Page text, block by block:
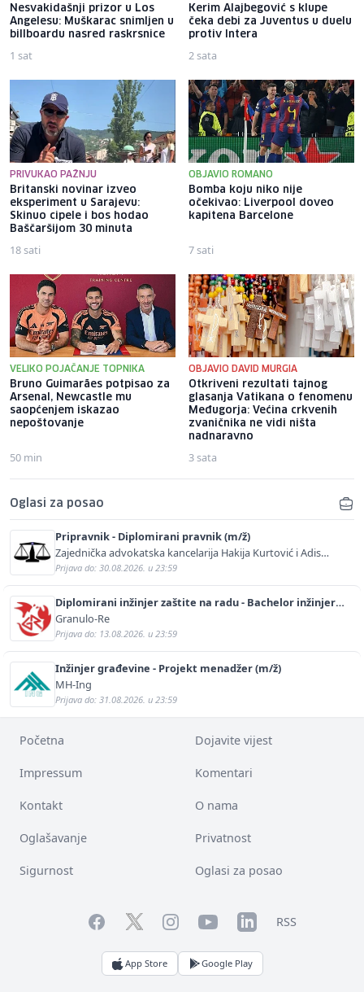
Nesvakidašnji prizor u Los
Angelesu: Muškarac snimljen u
billboardu nasred raskrsnice
1 sat
Kerim Alajbegović s klupe
čeka debi za Juventus u duelu
protiv Intera
2 sata
PRIVUKAO PAŽNJU
Britanski novinar izveo
eksperiment u Sarajevu:
Skinuo cipele i bos hodao
Baščaršijom 30 minuta
18 sati
OBJAVIO ROMANO
Bomba koju niko nije
očekivao: Liverpool doveo
kapitena Barcelone
7 sati
VELIKO POJAČANJE TOPNIKA
Bruno Guimarães potpisao za
Arsenal, Newcastle mu
saopćenjem iskazao
nepoštovanje
50 min
OBJAVIO DAVID MURGIA
Otkriveni rezultati tajnog
glasanja Vatikana o fenomenu
Međugorja: Većina crkvenih
zvaničnika ne vidi ništa
nadnaravno
3 sata
Oglasi za posao
Pripravnik - Diplomirani pravnik (m/ž)
Zajednička advokatska kancelarija Hakija Kurtović i Adis
Kurtović
Prijava do: 30.08.2026. u 23:59
Diplomirani inžinjer zaštite na radu - Bachelor inžinjer
sigurnosti i pomoći (m/ž)
Granulo-Re
Prijava do: 13.08.2026. u 23:59
Inžinjer građevine - Projekt menadžer (m/ž)
MH-Ing
Prijava do: 31.08.2026. u 23:59
Početna Dojavite vijest
Impressum Komentari
Kontakt O nama
Oglašavanje Privatnost
Sigurnost Oglasi za posao
FacebookTwitterInstagramYouTubeLinkedInRSS
App Store Google Play